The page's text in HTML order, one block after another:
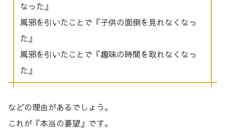
なった』
風邪を引いたことで『子供の面倒を見れなくなっ
た』
風邪を引いたことで『趣味の時間を取れなくなっ
た』
などの理由があるでしょう。
これが『本当の要望』です。